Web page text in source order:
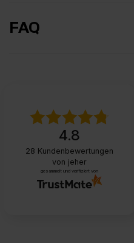
FAQ
4.8
28 Kundenbewertungen
von jeher
gesammelt und verifiziert von